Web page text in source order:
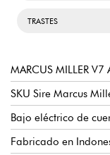
TRASTES
MARCUS MILLER
SKU Sire Marcus
Bajo eléctrico de
Fabricado en